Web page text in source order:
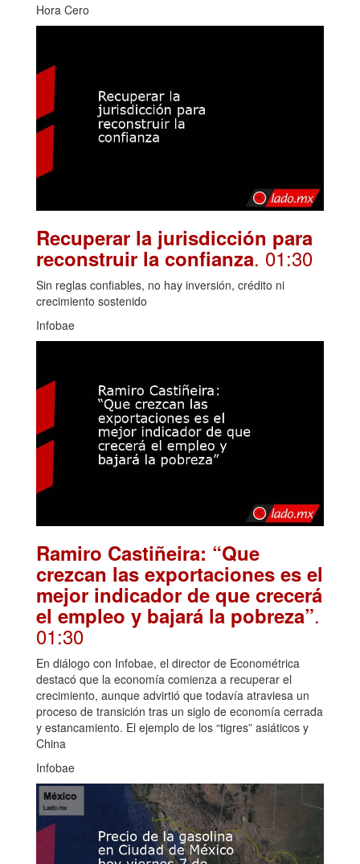
Hora Cero
Recuperar la jurisdicción para
reconstruir la confianza. 01:30
Sin reglas confiables, no hay inversión, crédito ni
crecimiento sostenido
Infobae
Ramiro Castiñeira: “Que
crezcan las exportaciones es el
mejor indicador de que crecerá
el empleo y bajará la pobreza”.
01:30
En diálogo con Infobae, el director de Econométrica
destacó que la economía comienza a recuperar el
crecimiento, aunque advirtió que todavía atraviesa un
proceso de transición tras un siglo de economía cerrada
y estancamiento. El ejemplo de los “tigres” asiáticos y
China
Infobae